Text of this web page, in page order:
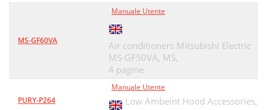
MS-GF60VA
Manuale Utente
Air conditioners Mitsubishi Electric
MS-GF50VA, MS,
4 pagine
PURY-P264
Manuale Utente
Low Ambeint Hood Accessories,